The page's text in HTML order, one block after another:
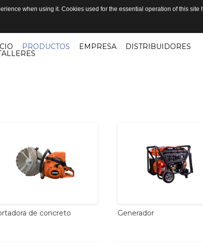
PRODUCTOS EMPRESA DISTRIBUIDORES
de concreto Generador
when using it. Cookies used for the essential operation of this